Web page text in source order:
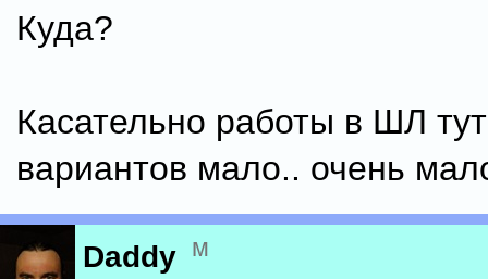
Куда?
Касательно работы в ШЛ
вариантов мало.. очень
Daddy м